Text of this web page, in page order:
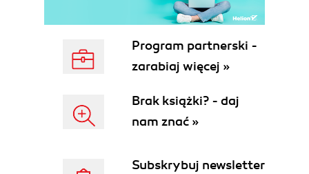
Program partnerski -
zarabiaj więcej »
Brak książki? - daj
nam znać »
Subskrybuj newsletter